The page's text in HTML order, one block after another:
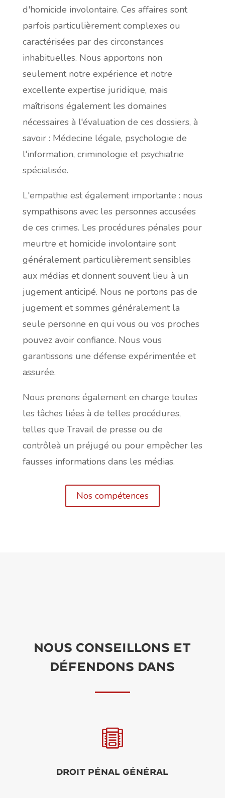
d'homicide involontaire. Ces affaires sont
parfois particulièrement complexes ou
caractérisées par des circonstances
inhabituelles. Nous apportons non
seulement notre expérience et notre
excellente expertise juridique, mais
maîtrisons également les domaines
nécessaires à l'évaluation de ces dossiers, à
savoir : Médecine légale, psychologie de
l'information, criminologie et psychiatrie
spécialisée.
L'empathie est également importante : nous
sympathisons avec les personnes accusées
de ces crimes. Les procédures pénales pour
meurtre et homicide involontaire sont
généralement particulièrement sensibles
aux médias et donnent souvent lieu à un
jugement anticipé. Nous ne portons pas de
jugement et sommes généralement la
seule personne en qui vous ou vos proches
pouvez avoir confiance. Nous vous
garantissons une défense expérimentée et
assurée.
Nous prenons également en charge toutes
les tâches liées à de telles procédures,
telles que Travail de presse ou de
contrôleà un préjugé ou pour empêcher les
fausses informations dans les médias.
Nos compétences
Nous conseillons et
défendons dans

Droit pénal général